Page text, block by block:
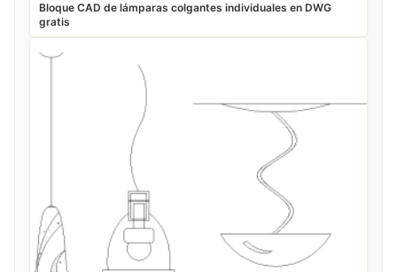
Bloque CAD de lámparas colgantes individuales en DWG
gratis